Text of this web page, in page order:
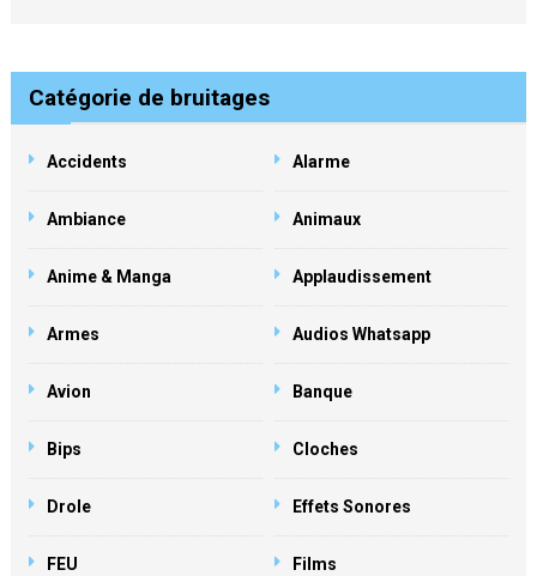
Catégorie de bruitages
Accidents Alarme
Ambiance Animaux
Anime & Manga Applaudissement
Armes Audios Whatsapp
Avion Banque
Bips Cloches
Drole Effets Sonores
FEU Films